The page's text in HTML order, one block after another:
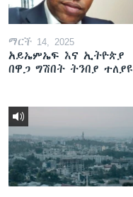
ማርች 14, 2025
አይኤምኤፍ እና ኢትዮጵያ
በዋጋ ግሽበት ትንበያ ተለያዩ